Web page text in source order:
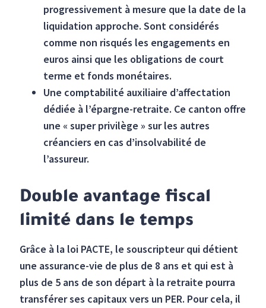
progressivement à mesure que la date de la
liquidation approche. Sont considérés
comme non risqués les engagements en
euros ainsi que les obligations de court
terme et fonds monétaires.
Une comptabilité auxiliaire d’affectation
dédiée à l’épargne-retraite. Ce canton offre
une « super privilège » sur les autres
créanciers en cas d’insolvabilité de
l’assureur.
Double avantage fiscal
limité dans le temps
Grâce à la loi PACTE, le souscripteur qui détient
une assurance-vie de plus de 8 ans et qui est à
plus de 5 ans de son départ à la retraite pourra
transférer ses capitaux vers un PER. Pour cela, il